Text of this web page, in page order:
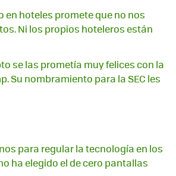
en hoteles promete que no nos
Ni los propios hoteleros están
se las prometía muy felices con la
Su nombramiento para la SEC les
para regular la tecnología en los
ha elegido el de cero pantallas